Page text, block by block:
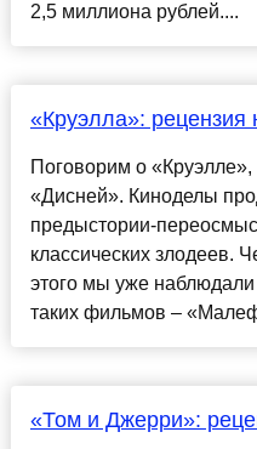
2,5 миллиона рублей....
«Круэлла»:
Поговорим о
«Дисней». Киноделы
предыстории-
классических злодеев.
этого мы уже
таких фильмов –
«Том и Джерри»: